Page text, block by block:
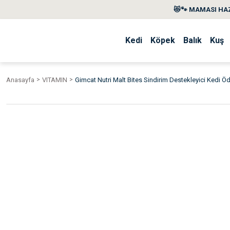
😻🐾 MAMASI
Kedi Köpek Balık Kuş
Anasayfa VITAMIN Gimcat Nutri Malt Bites Sindirim Destekleyici Kedi